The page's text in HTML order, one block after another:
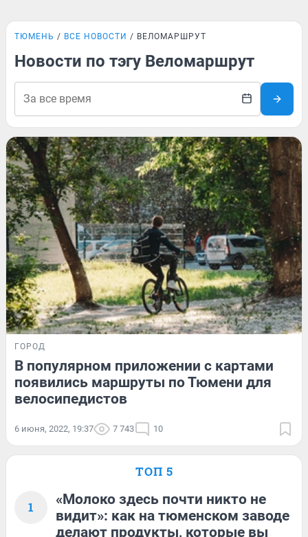
ТЮМЕНЬ ВСЕ НОВОСТИ ВЕЛОМАРШРУТ
Новости по тэгу Веломаршрут
ГОРОД
В популярном приложении с картами
появились маршруты по Тюмени для
велосипедистов
6 июня, 2022, 19:37 7 743 10
ТОП 5
1
«Молоко здесь почти никто не
видит»: как на тюменском заводе
делают продукты, которые вы